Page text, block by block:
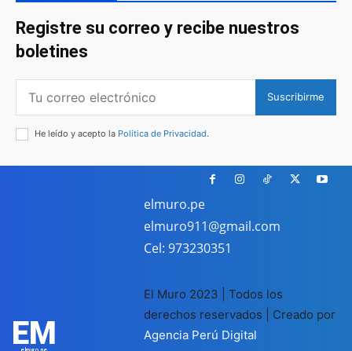
Registre su correo y recibe nuestros
boletines
Suscribirme
He leído y acepto la Política de Privacidad.
EM
elmuro.pe
elmuro911@gmail.com
Cel: 973230351
El Muro 2023 | Todos los
derechos reservados | Creado por
Agencia Perú Digital